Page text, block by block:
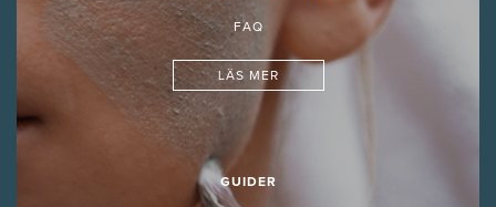
FAQ
LÄS MER
GUIDER